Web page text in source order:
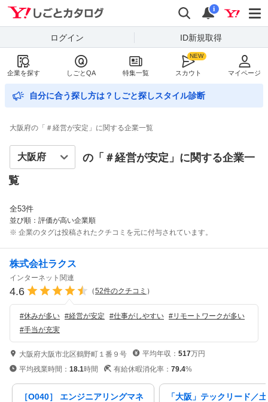
Yahoo!しごとカタログ
検索
通知
i
ログイン ID新規取得
企業を探す しごとQA 特集一覧 スカウト マイページ
自分に合う探し方は？しごと探しスタイル診断
大阪府の「＃経営が安定」に関する企業一覧
の「＃経営が安定 」に関する企業一
覧
全53件
並び順：評価が高い企業順
※ 企業のタグは投稿されたクチコミを元に付与されています。
株式会社ラクス
インターネット関連
4.6 （52件のクチコミ ）
#休みが多い #経営が安定 #仕事がしやすい #リモートワークが多い
#手当が充実
大阪府大阪市北区鶴野町１番９号 平均年収： 517万円
平均残業時間： 18.1時間 有給休暇消化率： 79.4%
［O040］ エンジニアリングマネ
「大阪」テックリード／